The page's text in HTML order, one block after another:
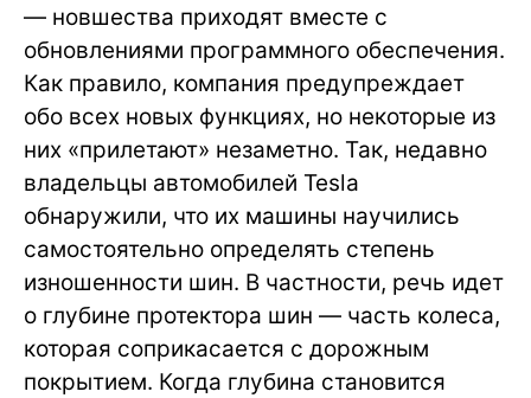
— новшества приходят вместе с
обновлениями программного обеспечения.
Как правило, компания предупреждает
обо всех новых функциях, но некоторые из
них «прилетают» незаметно. Так, недавно
владельцы автомобилей Tesla
обнаружили, что их машины научились
самостоятельно определять степень
изношенности шин. В частности, речь идет
о глубине протектора шин — часть колеса,
которая соприкасается с дорожным
покрытием. Когда глубина становится